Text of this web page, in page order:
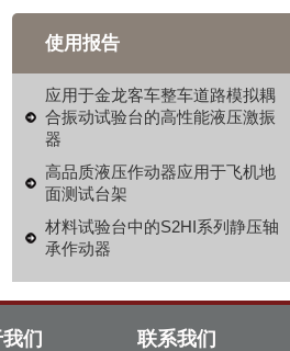
使用报告
应用于金龙客车整车道路模拟耦
合振动试验台的高性能液压激振
器
高品质液压作动器应用于飞机地
面测试台架
材料试验台中的S2HI系列静压轴
承作动器
们 联系我们